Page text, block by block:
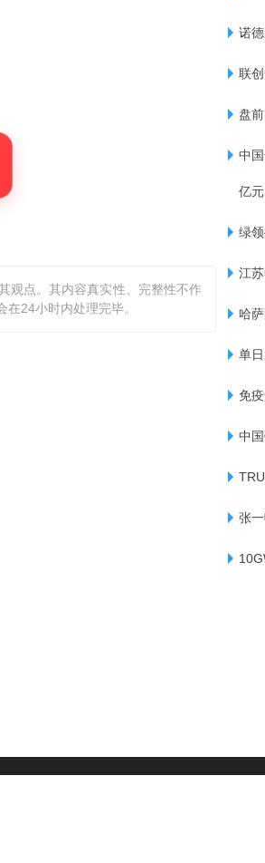
观点。其内容真实性、完整性不作
24小时内处理完毕。
诺
联
盘
中
亿元
绿
江
哈
单
免
中
张